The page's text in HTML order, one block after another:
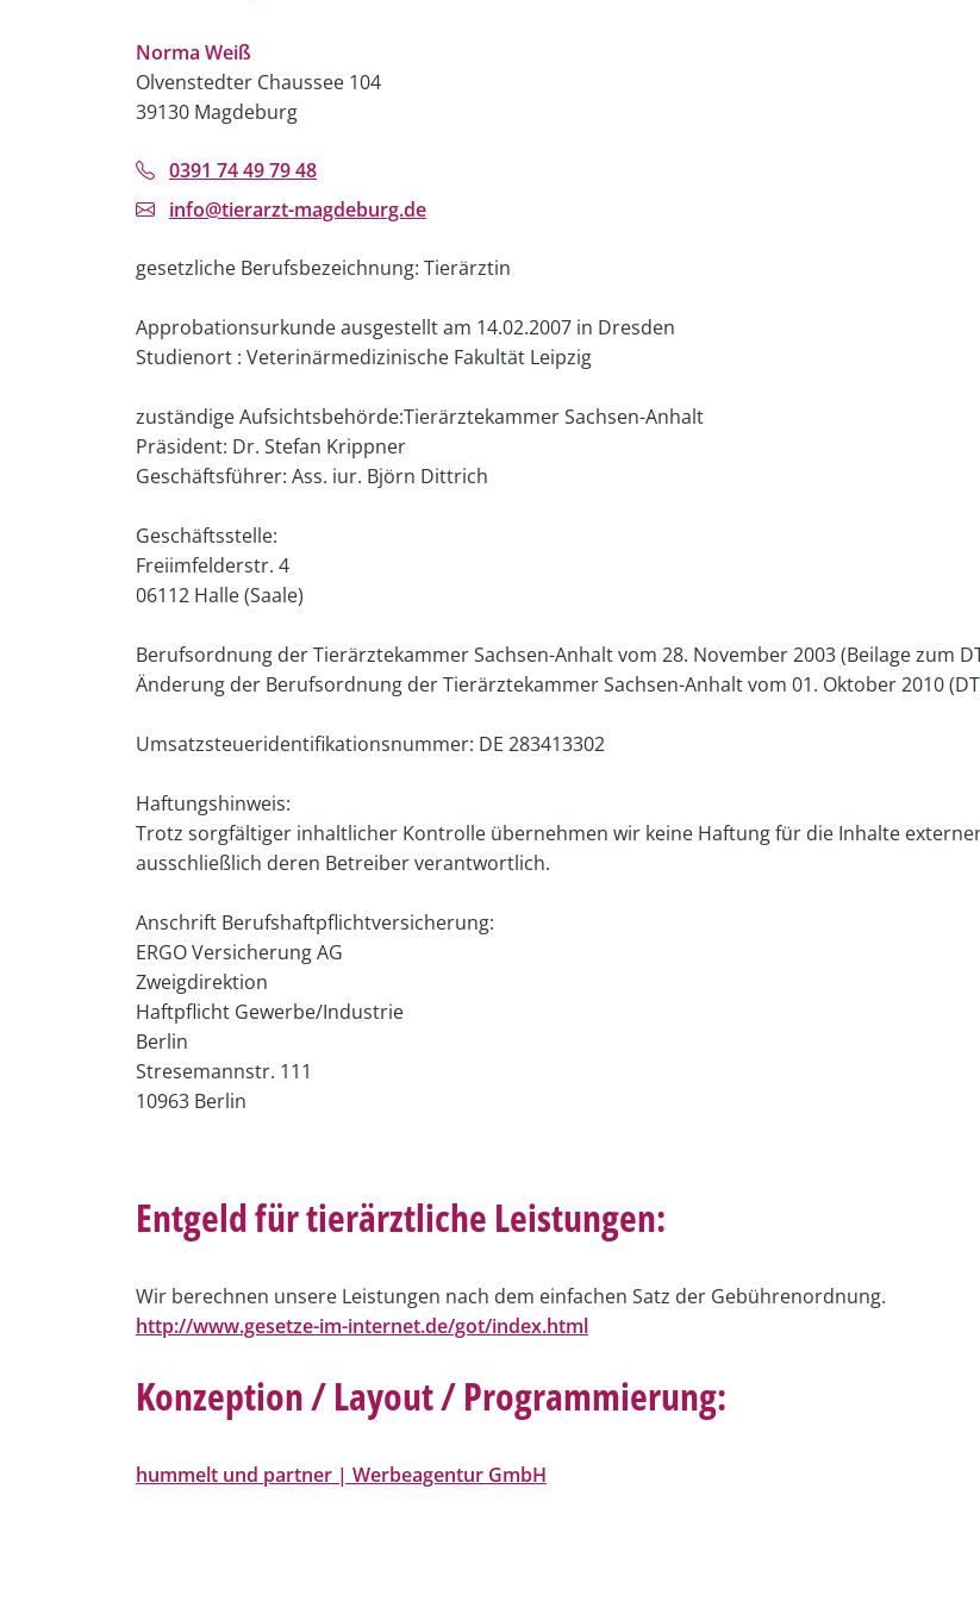
Norma Weiß
Olvenstedter Chaussee 104
39130 Magdeburg
0391 74 49 79 48
info@tierarzt-magdeburg.de
gesetzliche Berufsbezeichnung: Tierärztin
Approbationsurkunde ausgestellt am 14.02.2007 in Dresden
Studienort : Veterinärmedizinische Fakultät Leipzig
zuständige Aufsichtsbehörde:Tierärztekammer Sachsen-Anhalt
Präsident: Dr. Stefan Krippner
Geschäftsführer: Ass. iur. Björn Dittrich
Geschäftsstelle:
Freiimfelderstr. 4
06112 Halle (Saale)
Berufsordnung der Tierärztekammer Sachsen-Anhalt vom 28. November 2003 (Beilage zum
Änderung der Berufsordnung der Tierärztekammer Sachsen-Anhalt vom 01. Oktober 2010
Umsatzsteueridentifikationsnummer: DE 283413302
Haftungshinweis:
Trotz sorgfältiger inhaltlicher Kontrolle übernehmen wir keine Haftung für die Inhalte
ausschließlich deren Betreiber verantwortlich.
Anschrift Berufshaftpflichtversicherung:
ERGO Versicherung AG
Zweigdirektion
Haftpflicht Gewerbe/Industrie
Berlin
Stresemannstr. 111
10963 Berlin
Entgeld für tierärztliche Leistungen:
Wir berechnen unsere Leistungen nach dem einfachen Satz der Gebührenordnung.
http://www.gesetze-im-internet.de/got/index.html
Konzeption / Layout / Programmierung:
hummelt und partner | Werbeagentur GmbH